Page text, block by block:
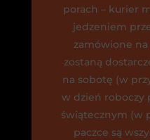
porach – kurier
jedzeniem
zamówione
zostaną
na sobotę (w
w dzień roboczy
świątecznym (w
paczce są